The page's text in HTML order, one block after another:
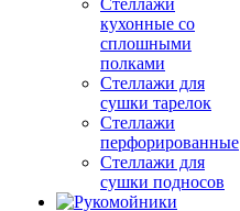
Стеллажи
кухонные со
сплошными
полками
Стеллажи для
сушки тарелок
Стеллажи
перфорированные
Стеллажи для
сушки подносов